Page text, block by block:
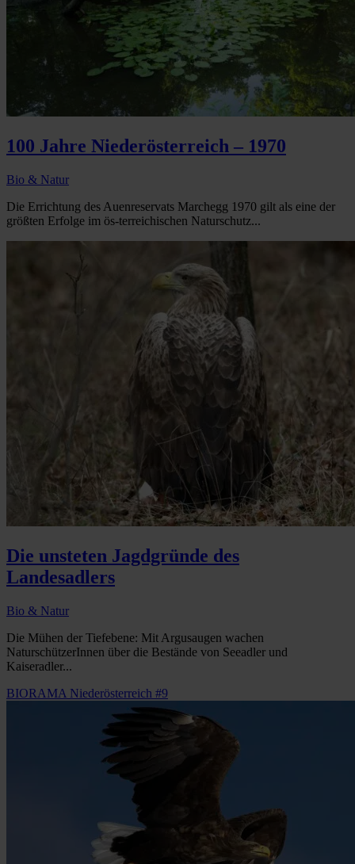
100 Jahre Niederösterreich – 1970
Bio & Natur
Die Errichtung des Auenreservats Marchegg 1970 gilt als eine der
größten Erfolge im ös-terreichischen Naturschutz...
Die unsteten Jagdgründe des
Landesadlers
Bio & Natur
Die Mühen der Tiefebene: Mit Argusaugen wachen
NaturschützerInnen über die Bestände von Seeadler und
Kaiseradler...
BIORAMA Niederösterreich #9